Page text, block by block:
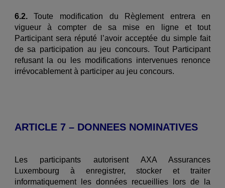
6.2.Toute modification du Règlement entrera en
vigueur à compter de sa mise en ligne et tout
Participant sera réputé l’avoir acceptée du simple fait
de sa participation au jeu concours. Tout Participant
refusant la ou les modifications intervenues renonce
irrévocablement à participer au jeu concours.
ARTICLE 7 – DONNEES NOMINATIVES
Les participants autorisent AXA Assurances
Luxembourg à enregistrer, stocker et traiter
informatiquement les données recueillies lors de la